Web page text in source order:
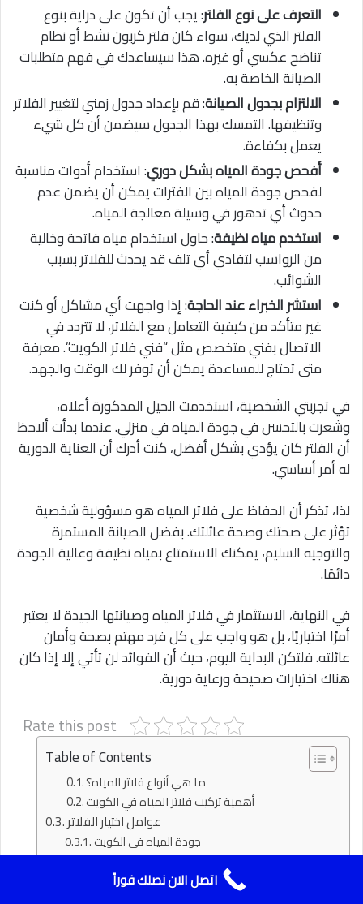
التعرف على نوع الفلتر: يجب أن تكون على دراية بنوع
الفلتر الذي لديك، سواء كان فلتر كربون نشط أو نظام
تناضح عكسي أو غيره. هذا سيساعدك في فهم متطلبات
الصيانة الخاصة به.
الالتزام بجدول الصيانة: قم بإعداد جدول زمني لتغيير الفلاتر
وتنظيفها. التمسك بهذا الجدول سيضمن أن كل شيء
يعمل بكفاءة.
أفحص جودة المياه بشكل دوري: استخدام أدوات مناسبة
لفحص جودة المياه بين الفترات يمكن أن يضمن عدم
حدوث أي تدهور في وسيلة معالجة المياه.
استخدم مياه نظيفة: حاول استخدام مياه فاتحة وخالية
من الرواسب لتفادي أي تلف قد يحدث للفلاتر بسبب
الشوائب.
استشر الخبراء عند الحاجة: إذا واجهت أي مشاكل أو كنت
غير متأكد من كيفية التعامل مع الفلاتر، لا تتردد في
الاتصال بفني متخصص مثل “فني فلاتر الكويت”. معرفة
متى تحتاج للمساعدة يمكن أن توفر لك الوقت والجهد.
في تجربتي الشخصية، استخدمت الحيل المذكورة أعلاه،
وشعرت بالتحسن في جودة المياه في منزلي. عندما بدأت ألاحظ
أن الفلتر كان يؤدي بشكل أفضل، كنت أدرك أن العناية الدورية
له أمر أساسي.
لذا، تذكر أن الحفاظ على فلاتر المياه هو مسؤولية شخصية
تؤثر على صحتك وصحة عائلتك. بفضل الصيانة المستمرة
والتوجيه السليم، يمكنك الاستمتاع بمياه نظيفة وعالية الجودة
دائمًا.
في النهاية، الاستثمار في فلاتر المياه وصيانتها الجيدة لا يعتبر
أمرًا اختياريًا، بل هو واجب على كل فرد مهتم بصحة وأمان
عائلته. فلتكن البداية اليوم، حيث أن الفوائد لن تأتي إلا إذا كان
هناك اختيارات صحيحة ورعاية دورية.
Rate this post
Table of Contents
ما هي أنواع فلاتر المياه؟
أهمية تركيب فلاتر المياه في الكويت
عوامل اختيار الفلاتر
جودة المياه في الكويت
احتياجات العائلة وعوامل الاستخدام
نقاط رئيسية لاختيار الفلاتر
اتصل الان نصلك فوراً